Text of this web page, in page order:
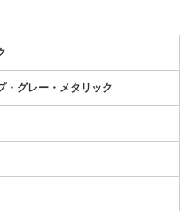
・グレー・メタリック